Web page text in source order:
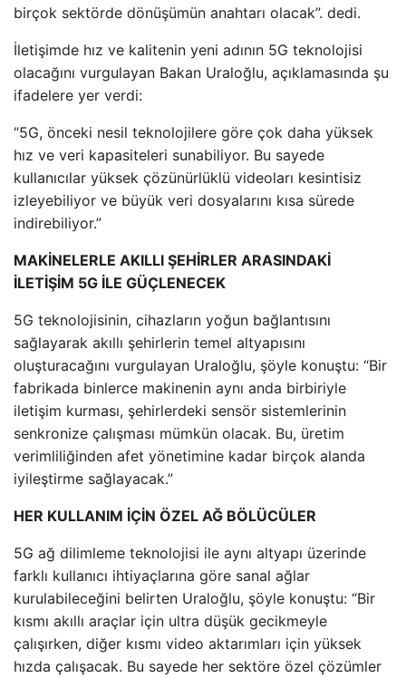
birçok sektörde dönüşümün anahtarı olacak”. dedi.
İletişimde hız ve kalitenin yeni adının 5G teknolojisi
olacağını vurgulayan Bakan Uraloğlu, açıklamasında şu
ifadelere yer verdi:
“5G, önceki nesil teknolojilere göre çok daha yüksek
hız ve veri kapasiteleri sunabiliyor. Bu sayede
kullanıcılar yüksek çözünürlüklü videoları kesintisiz
izleyebiliyor ve büyük veri dosyalarını kısa sürede
indirebiliyor.”
MAKİNELERLE AKILLI ŞEHİRLER ARASINDAKİ
İLETİŞİM 5G İLE GÜÇLENECEK
5G teknolojisinin, cihazların yoğun bağlantısını
sağlayarak akıllı şehirlerin temel altyapısını
oluşturacağını vurgulayan Uraloğlu, şöyle konuştu: “Bir
fabrikada binlerce makinenin aynı anda birbiriyle
iletişim kurması, şehirlerdeki sensör sistemlerinin
senkronize çalışması mümkün olacak. Bu, üretim
verimliliğinden afet yönetimine kadar birçok alanda
iyileştirme sağlayacak.”
HER KULLANIM İÇİN ÖZEL AĞ BÖLÜCÜLER
5G ağ dilimleme teknolojisi ile aynı altyapı üzerinde
farklı kullanıcı ihtiyaçlarına göre sanal ağlar
kurulabileceğini belirten Uraloğlu, şöyle konuştu: “Bir
kısmı akıllı araçlar için ultra düşük gecikmeyle
çalışırken, diğer kısmı video aktarımları için yüksek
hızda çalışacak. Bu sayede her sektöre özel çözümler